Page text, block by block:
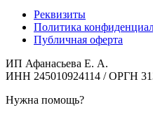
Реквизиты
Политика
Публичная оферта
ИП Афанасьева Е. А.
ИНН 245010924114 / ОРГН
Нужна помощь?